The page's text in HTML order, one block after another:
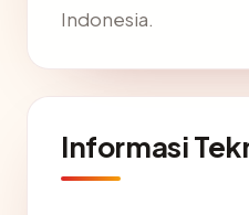
Indonesia.
Informasi